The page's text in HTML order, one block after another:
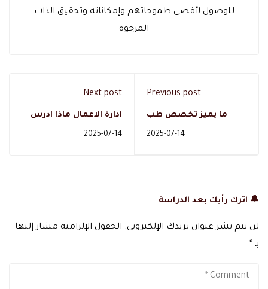
للوصول لأقصى طموحاتهم وإمكاناته وتحقيق الذات
المرجوه
Previous post
ما يميز تخصص طب
2025-07-14
Next post
ادارة الاعمال ماذا ادرس
2025-07-14
🔔 اترك رأيك بعد الدراسة
لن يتم نشر عنوان بريدك الإلكتروني. الحقول الإلزامية مشار إليها
بـ *